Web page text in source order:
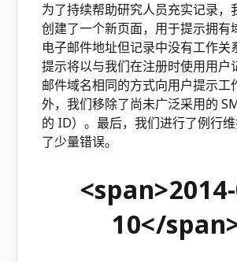
为了持续帮助研究人员充实记录​​，
创建了一个新页面，用于提示拥有
电子邮件地址但记录中没有工作关
提示将以与我们在注册时使用用户
邮件域名相同的方式向用户提示工
外，我们移除了尚未广泛采用的
的 ID）。最后，我们进行了例行
了少量错误。
10</